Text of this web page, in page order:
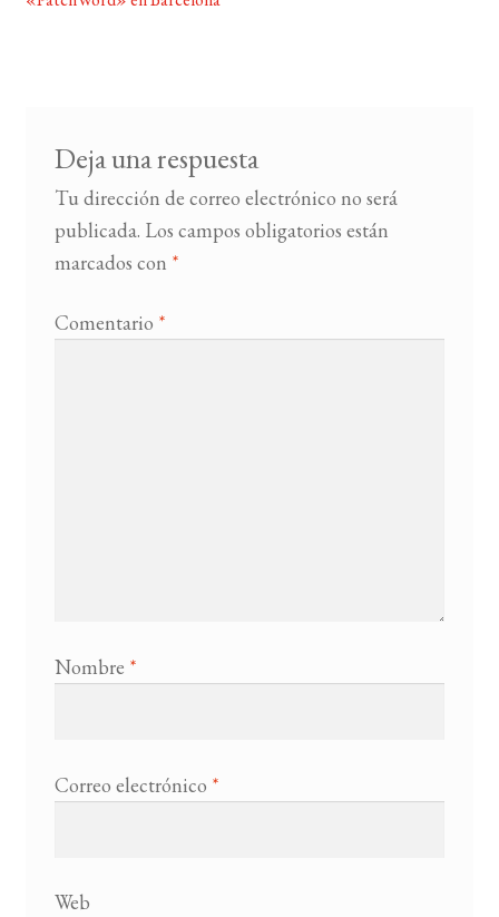
de
Deja una respuesta
Tu dirección de correo electrónico no será
publicada. Los campos obligatorios están
marcados con *
Comentario *
Nombre *
Correo electrónico *
Web